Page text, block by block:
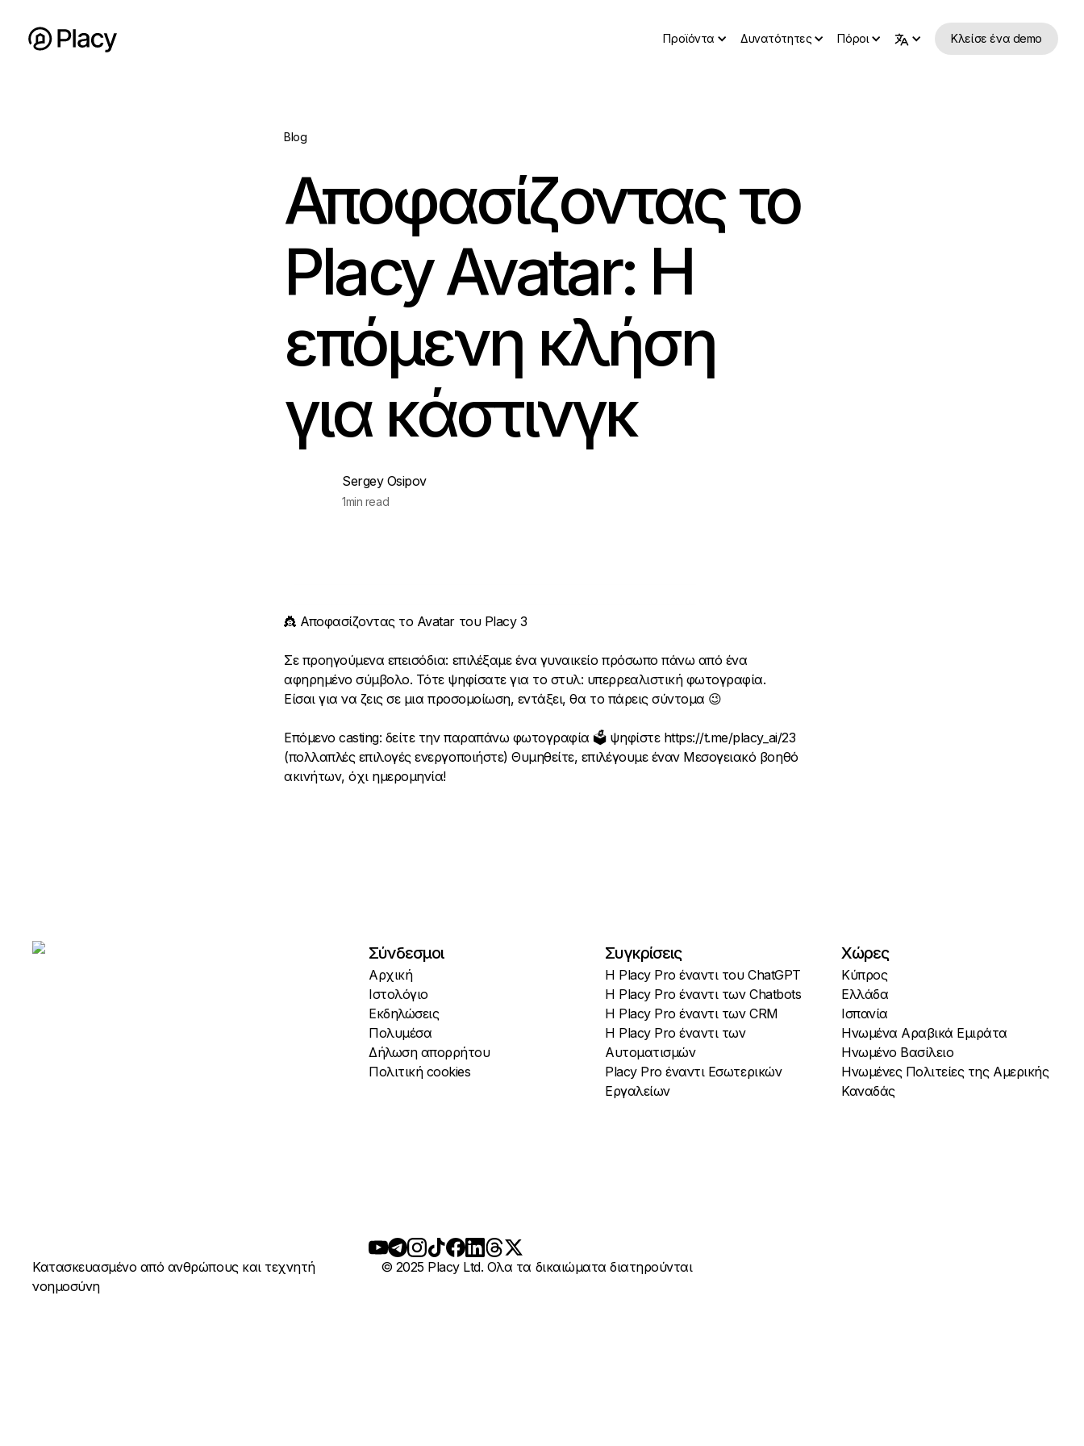
Προϊόντα Δυνατότητες Πόροι Κλείσε ένα demo
Blog
Αποφασίζοντας το
Placy Avatar: Η
επόμενη κλήση
για κάστινγκ
Sergey Osipov
1min read
👸 Αποφασίζοντας το Avatar του Placy 3
Σε προηγούμενα επεισόδια: επιλέξαμε ένα γυναικείο πρόσωπο πάνω από ένα
αφηρημένο σύμβολο. Τότε ψηφίσατε για το στυλ: υπερρεαλιστική φωτογραφία.
Είσαι για να ζεις σε μια προσομοίωση, εντάξει, θα το πάρεις σύντομα 😉
Επόμενο casting: δείτε την παραπάνω φωτογραφία 🗳️ ψηφίστε https://t.me/placy_ai/23
(πολλαπλές επιλογές ενεργοποιήστε) Θυμηθείτε, επιλέγουμε έναν Μεσογειακό βοηθό
ακινήτων, όχι ημερομηνία!
Σύνδεσμοι
Αρχική
Ιστολόγιο
Εκδηλώσεις
Πολυμέσα
Δήλωση απορρήτου
Πολιτική cookies
Συγκρίσεις
Η Placy Pro έναντι του ChatGPT
Η Placy Pro έναντι των Chatbots
Η Placy Pro έναντι των CRM
Η Placy Pro έναντι των
Αυτοματισμών
Placy Pro έναντι Εσωτερικών
Εργαλείων
Χώρες
Κύπρος
Ελλάδα
Ισπανία
Ηνωμένα Αραβικά Εμιράτα
Ηνωμένο Βασίλειο
Ηνωμένες Πολιτείες της Αμερικής
Καναδάς
Κατασκευασμένο από ανθρώπους και τεχνητή
νοημοσύνη
© 2025 Placy Ltd. Ολα τα δικαιώματα διατηρούνται